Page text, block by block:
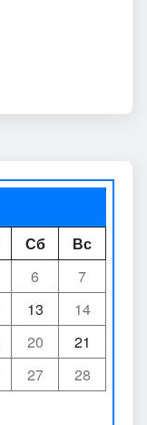
Сб
Вс
6
7
13
14
20
21
27
28